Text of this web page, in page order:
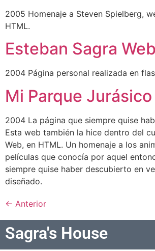
2005 Homenaje a Steven Spielberg,
HTML.
Esteban Sagra Web
2004 Página personal realizada en
Mi Parque Jurásico
2004 La página que siempre quise
Esta web también la hice dentro del
Web, en HTML. Un homenaje a los
películas que conocía por aquel
siempre quise haber descubierto en
diseñado.
← Anterior
Sagra's House